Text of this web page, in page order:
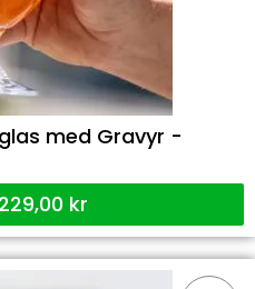
med Gravyr -
229,00 kr